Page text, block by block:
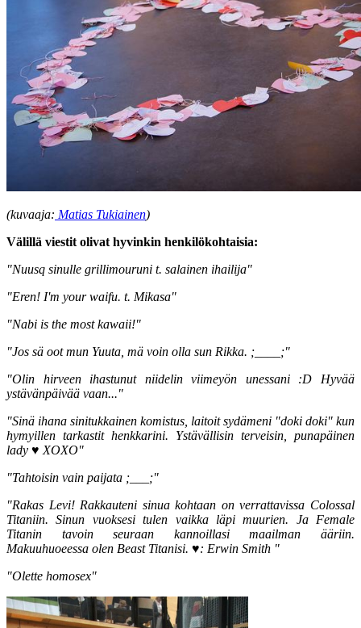
(kuvaaja: Matias Tukiainen)
Välillä viestit olivat hyvinkin henkilökohtaisia:
"Nuusq sinulle grillimouruni t. salainen ihailija"
"Eren! I'm your waifu. t. Mikasa"
"Nabi is the most kawaii!"
"Jos sä oot mun Yuuta, mä voin olla sun Rikka. ;____;"
"Olin hirveen ihastunut niidelin viimeyön unessani :D Hyvää
ystävänpäivää vaan..."
"Sinä ihana sinitukkainen komistus, laitoit sydämeni "doki doki" kun
hymyillen tarkastit henkkarini. Ystävällisin terveisin, punapäinen
lady ♥ XOXO"
"Tahtoisin vain paijata ;___;"
"Rakas Levi! Rakkauteni sinua kohtaan on verrattavissa Colossal
Titaniin. Sinun vuoksesi tulen vaikka läpi muurien. Ja Female
Titanin tavoin seuraan kannoillasi maailman ääriin.
Makuuhuoeessa olen Beast Titanisi. ♥: Erwin Smith "
"Olette homosex"